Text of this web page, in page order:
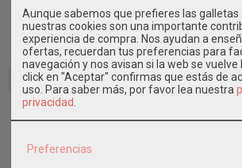
Costes de Envío
GRATIS *
Aunque sabemos que prefieres las galletas
nuestras cookies son una importante
experiencia de compra. Nos ayudan a
ofertas, recuerdan tus preferencias para
navegación y nos avisan si la web se vuelve
click en "Aceptar" confirmas que estás de
uso. Para saber más, por favor lea nuestra
privacidad
Preferencias